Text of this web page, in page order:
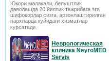
Юкори малакали, бепуштлик
даволашда 20 йиллик тажрибага эга
шифокорлар сизга, арзонлаштирилган
нархларда куйидаги хизматлар
курсатади.
Неврологическая
клиника NeyroMED
Servis